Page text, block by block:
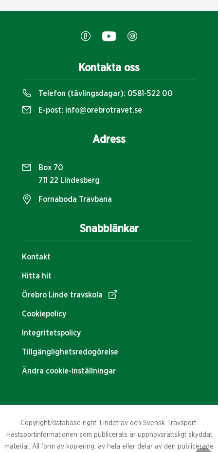
Snabblänkar
Kontakt
Hitta hit
Örebro Linde travskola
Cookiepolicy
Integritetspolicy
Tillgänglighetsredogörelse
Ändra cookie-inställningar
Kontakta oss
Telefon (tävlingsdagar): 0581-522 00
E-post: info@orebrotravet.se
Adress
Box 70
711 22 Lindesberg
Fornaboda Travbana
Copyright/database right, Lindetrav och Svensk Travsport.
Hästsportinformationen som publicerats är upphovsrättsligt skyddat
material. All form av kopiering, av hela eller delar av den publicerade